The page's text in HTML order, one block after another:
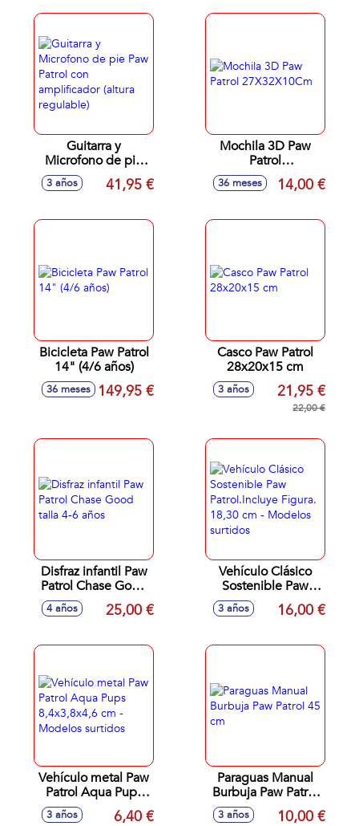
Guitarra y
Microfono de pie
Paw Patrol con
amplificador (altura
3 años 41,95 €
Mochila 3D Paw
Patrol
27X32X10Cm
36 meses 14,00 €
Bicicleta Paw Patrol
14" (4/6 años)
36 meses 149,95 €
Casco Paw Patrol
28x20x15 cm
3 años 21,95 €
22,00 €
Disfraz infantil Paw
Patrol Chase Good
talla 4-6 años
4 años 25,00 €
Vehículo Clásico
Sostenible Paw
Patrol.Incluye
Figura. 18,30 cm -
3 años 16,00 €
Vehículo metal Paw
Patrol Aqua Pups
8,4x3,8x4,6 cm -
Modelos surtidos
3 años 6,40 €
Paraguas Manual
Burbuja Paw Patrol
45 cm
3 años 10,00 €